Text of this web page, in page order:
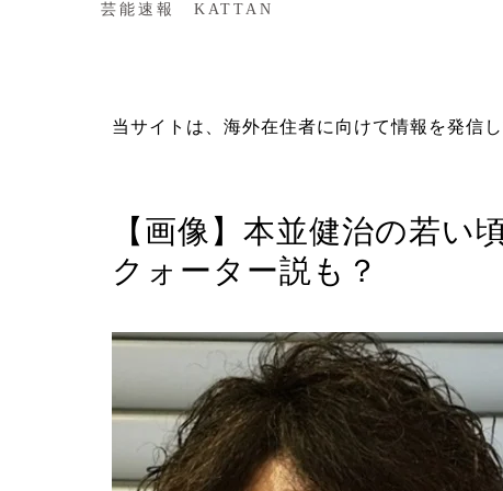
芸能速報 KATTAN
当サイトは、海外在住者に向けて情報を発信し
【画像】本並健治の若い
クォーター説も？